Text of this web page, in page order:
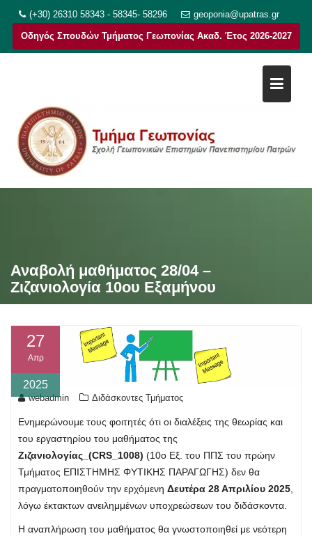
στο
περιεχόμενο
(+30) 26310 58343 - 58345- 58296 geoponia@upatras.gr
Οδηγός Σπουδών Τμήματος Γεωπονίας Ακαδ. Έτος 2026-2027
Αναβολή μαθήματος 28/04 –
Ζιζανιολογία 10ου Εξαμήνου
27
Απρ
2025
webadmin Διδάσκοντες Τμήματος
Ενημερώνουμε τους φοιτητές ότι οι διαλέξεις της θεωρίας και
του εργαστηρίου του μαθήματος της
Ζιζανιολογίας_(CRS_1008) (10ο Εξ. του ΠΠΣ του πρώην
Τμήματος ΕΠΙΣΤΗΜΗΣ ΦΥΤΙΚΗΣ ΠΑΡΑΓΩΓΗΣ) δεν θα
πραγματοποιηθούν την ερχόμενη Δευτέρα 28 Απριλίου 2025
λόγω έκτακτων ανειλημμένων υποχρεώσεων του διδάσκοντα.
Η αναπλήρωση του μαθήματος θα γνωστοποιηθεί με νεότερη